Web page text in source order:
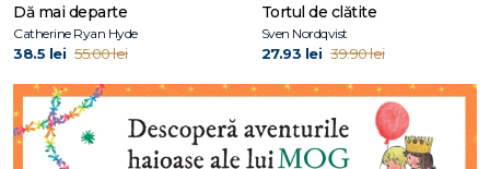
Dă mai departe
Catherine Ryan Hyde
38.5 lei 55.00 lei
Tortul de clătite
Sven Nordqvist
27.93 lei 39.90 lei